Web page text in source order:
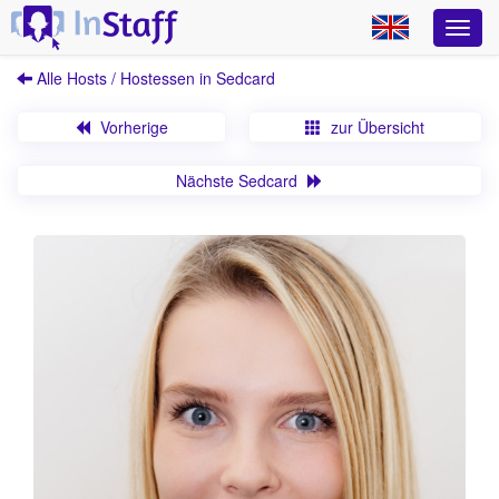
Alle Hosts / Hostessen in Sedcard
Vorherige zur Übersicht
Nächste Sedcard